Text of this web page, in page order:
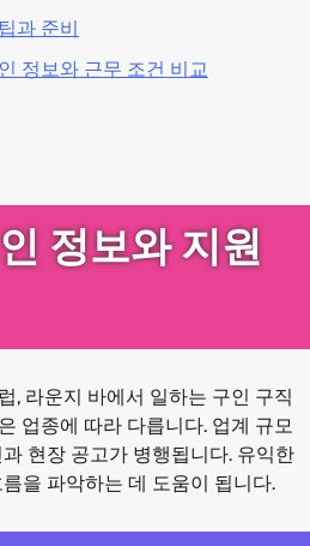
과 준비
정보와 근무 조건 비교
정보와 지원
, 라운지 바에서 일하는 구인 구직
업종에 따라 다릅니다. 업계 규모
현장 공고가 병행됩니다. 유익한
을 파악하는 데 도움이 됩니다.